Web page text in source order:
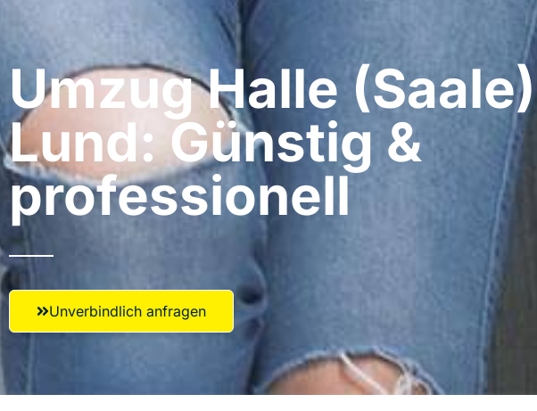
Umzug Halle (Saale)​
Lund: Günstig &
professionell​
Unverbindlich anfragen